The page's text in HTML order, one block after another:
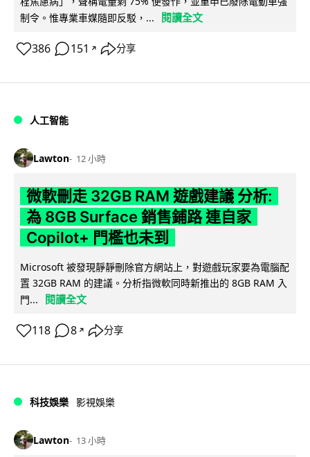
制令。惟專業車媒隨即反駁，...
閱讀全文
386 151 ↗ 分享
人工智能
Lawton 12 小時
微軟刪走 32GB RAM 遊戲建議 分析:
為 8GB Surface 銷售鋪路 連自家
Copilot+ 門檻也未到
Microsoft 被發現靜靜刪除官方網站上，對遊戲玩家要為電腦配
置 32GB RAM 的建議。分析指微軟同時新推出的 8GB RAM 入
門...
閱讀全文
118 8 ↗ 分享
科技娛樂 影視娛樂
Lawton 13 小時